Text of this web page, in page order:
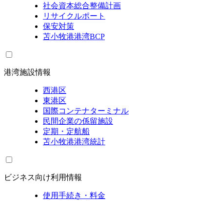
社会資本総合整備計画
リサイクルポート
保安対策
苫小牧港港湾BCP
港湾施設情報
西港区
東港区
国際コンテナターミナル
民間企業の係留施設
定期・定航船
苫小牧港港湾統計
ビジネス向け利用情報
使用手続き・料金